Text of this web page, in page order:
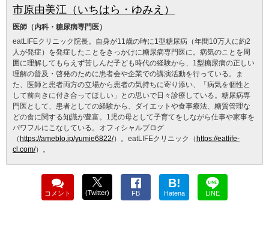
市原由美江（いちはら・ゆみえ）
医師（内科・糖尿病専門医）
eatLIFEクリニック院長。自身が11歳の時に1型糖尿病（年間10万人に約2
人が発症）を発症したことをきっかけに糖尿病専門医に。病気のことを周
囲に理解してもらえず苦しんだ子ども時代の経験から、1型糖尿病の正しい
理解の普及・啓発のために患者会や企業での講演活動を行っている。ま
た、医師と患者両方の立場から患者の気持ちに寄り添い、「病気を個性と
して前向きに付き合ってほしい」との思いで日々診療している。糖尿病専
門医として、患者としての経験から、ダイエットや食事療法、糖質管理な
どの食に関する知識が豊富。1児の母として子育てをしながら仕事や家事を
パワフルにこなしている。オフィシャルブログ
（ https://ameblo.jp/yumie6822/）。eatLIFEクリニック（ https://eatlife-
cl.com/）。
コメント (Twitter) FB
B!
Hatena LINE